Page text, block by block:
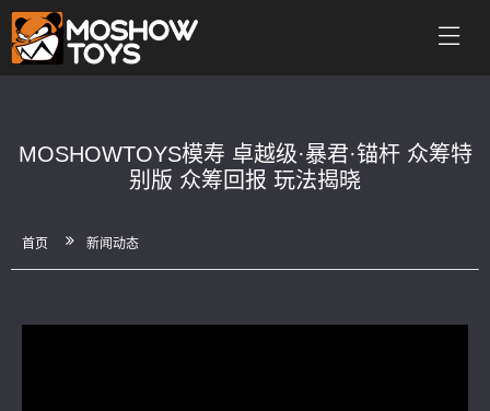
MOSHOWTOYS模寿 卓越级·暴君·锚杆 众筹特
别版 众筹回报 玩法揭晓
首页 新闻动态